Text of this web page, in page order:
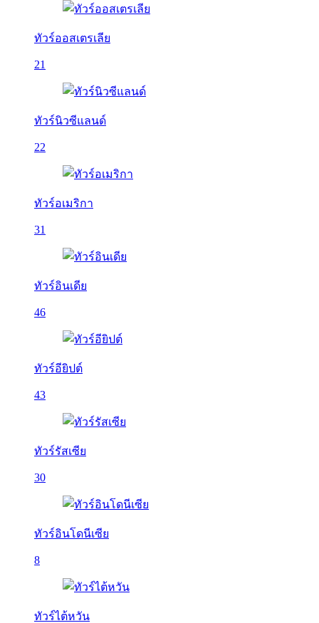
ทัวร์ออสเตรเลีย
21
ทัวร์นิวซีแลนด์
22
ทัวร์อเมริกา
31
ทัวร์อินเดีย
46
ทัวร์อียิปต์
43
ทัวร์รัสเซีย
30
ทัวร์อินโดนีเซีย
8
ทัวร์ไต้หวัน